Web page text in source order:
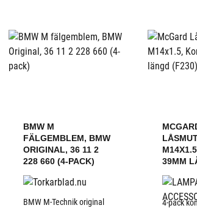
BMW M
FÄLGEMBLEM, BMW
ORIGINAL, 36 11 2
228 660 (4-PACK)
BMW M-Technik original
39MM
4-pack